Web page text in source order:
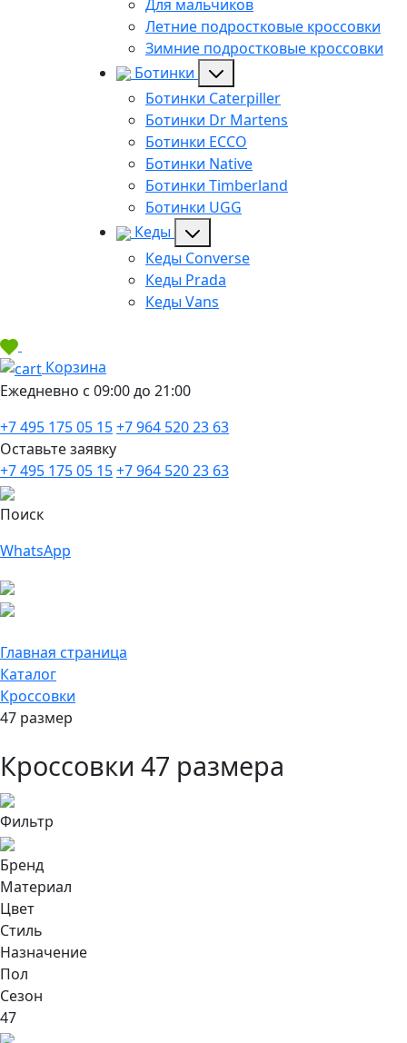
Для мальчиков
Летние подростковые кроссовки
Зимние подростковые кроссовки
Ботинки
Ботинки Caterpiller
Ботинки Dr Martens
Ботинки ECCO
Ботинки Native
Ботинки Timberland
Ботинки UGG
Кеды
Кеды Converse
Кеды Prada
Кеды Vans
Корзина
Ежедневно с 09:00 до 21:00
+7 495 175 05 15+7 964 520 23 63
Оставьте заявку
+7 495 175 05 15+7 964 520 23 63
Поиск
WhatsApp
Главная страница
Каталог
Кроссовки
47 размер
Кроссовки 47 размера
Фильтр
Бренд
Материал
Цвет
Стиль
Назначение
Пол
Сезон
47